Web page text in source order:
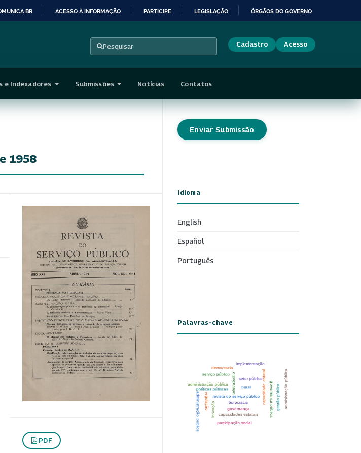
CONTEÚDO
BR ACESSO À INFORMAÇÃO PARTICIPE LEGISLAÇÃO ÓRGÃOS DO GOVERNO
Pesquisar Cadastro Acesso
e Indexadores Submissões Notícias Contatos
1958
PDF
Enviar Submissão
Idioma
English
Español
Português
Palavras-chave